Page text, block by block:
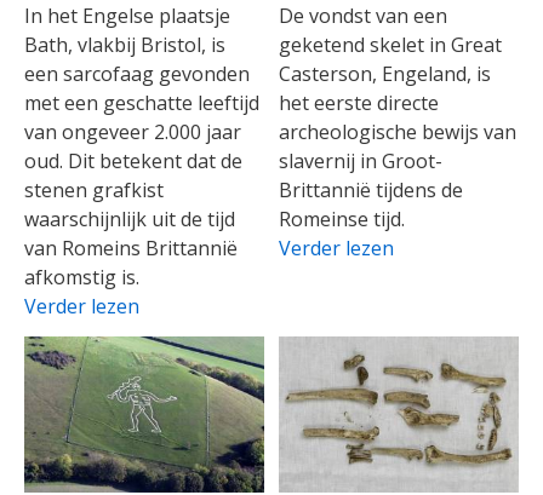
In het Engelse plaatsje
Bath, vlakbij Bristol, is
een sarcofaag gevonden
met een geschatte leeftijd
van ongeveer 2.000 jaar
oud. Dit betekent dat de
stenen grafkist
waarschijnlijk uit de tijd
van Romeins Brittannië
afkomstig is.
Verder lezen
De vondst van een
geketend skelet in Great
Casterson, Engeland, is
het eerste directe
archeologische bewijs van
slavernij in Groot-
Brittannië tijdens de
Romeinse tijd.
Verder lezen